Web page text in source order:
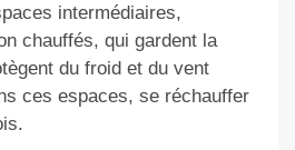
intermédiaires,
chauffés, qui gardent la
du froid et du vent
ces espaces, se réchauffer